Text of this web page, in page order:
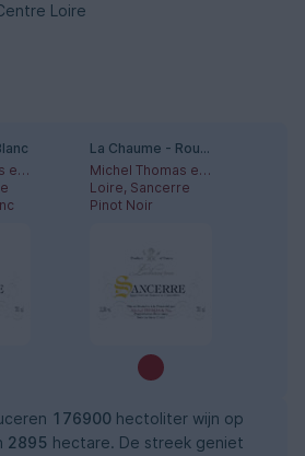
Loire
176900 hectoliter wijn op
2895 hectare. De streek geniet
Michel Thomas et Fils
La Chaume - Rouge
Michel Thomas et Fils
Loire, Sancerre
Pinot Noir